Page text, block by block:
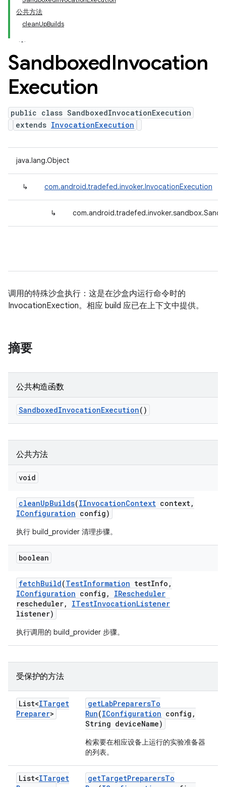
公共方法
cleanUpBuilds
SandboxedInvocation
Execution
public class SandboxedInvocationExecution
extends InvocationExecution
java.lang.Object
↳ com.android.tradefed.invoker.InvocationExecution
↳
调用的特殊沙盒执行：这是在沙盒内运行命令时的
InvocationExection。相应 build 应已在上下文中提供。
摘要
公共构造函数
SandboxedInvocationExecution()
公共方法
void
cleanUpBuilds(IInvocationContext context,
IConfiguration config)
执行 build_provider 清理步骤。
boolean
fetchBuild(TestInformation testInfo ,
IConfiguration config ,
IRescheduler
rescheduler, ITestInvocationListener
listener)
执行调用的 build_provider 步骤。
受保护的方法
List<ITarget
Preparer>
getLabPreparersTo
Run(IConfiguration config ,
String deviceName)
检索要在相应设备上运行的实验准备器
的列表。
List<ITarget
getTargetPreparersTo